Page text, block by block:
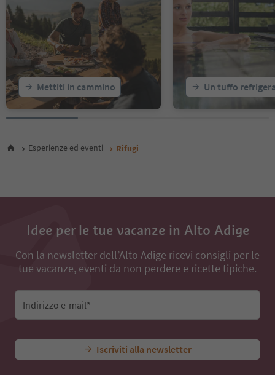
Mettiti in cammino Un tuffo
Esperienze ed eventi Rifugi
Idee per le tue vacanze in Alto Adige
Con la newsletter dell’Alto Adige ricevi consigli per le
tue vacanze, eventi da non perdere e ricette tipiche.
Indirizzo e-mail*
Iscriviti alla newsletter